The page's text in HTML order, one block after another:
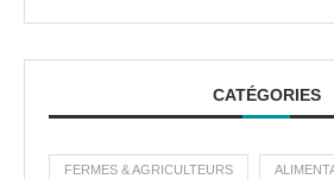
CATÉGORIES
FERMES & AGRICULTEURS